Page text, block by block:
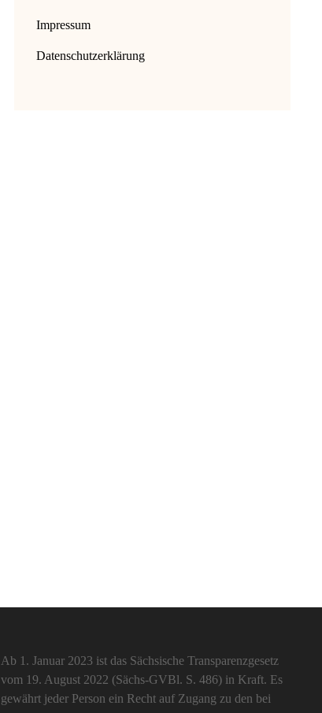
Impressum
Datenschutzerklärung
Ab 1. Januar 2023 ist das Sächsische Transparenzgesetz
vom 19. August 2022 (Sächs-GVBl. S. 486) in Kraft. Es
gewährt jeder Person ein Recht auf Zugang zu den bei